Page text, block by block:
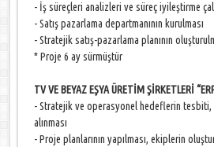
- İş süreçleri analizleri ve süreç iyileştirme
- Satış pazarlama departmanının kurulması
- Stratejik satış-pazarlama planının
* Proje 6 ay sürmüştür
TV VE BEYAZ EŞYA ÜRETİM ŞİRKETLERİ
- Stratejik ve operasyonel hedeflerin tesbiti,
alınması
- Proje planlarının yapılması, ekiplerin